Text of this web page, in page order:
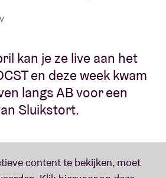
kan je ze live aan het
en deze week kwam
langs AB voor een
Sluikstort.